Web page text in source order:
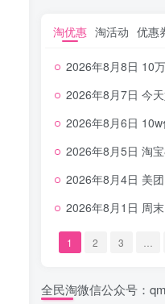
淘优惠 淘活动 优惠
2026年8月8日 10万张炸鸡腿，开中行超给
2026年8月7日 今天好多奶茶免单，5元
2026年8月6日 10w份亓气森林送，小红书12
2026年8月5日 淘宝88节红包，麦当劳150万
2026年8月4日 美团1万份奶茶兑换券，农行5E卡，中
2026年8月1日 周末囤水9.9买24瓶娃哈哈，建行
1 2 3
全民淘微信公众号：